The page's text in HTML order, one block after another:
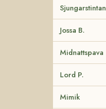
Sjungarstintan
Jossa B.
Midnattspava
Lord P.
Mimik